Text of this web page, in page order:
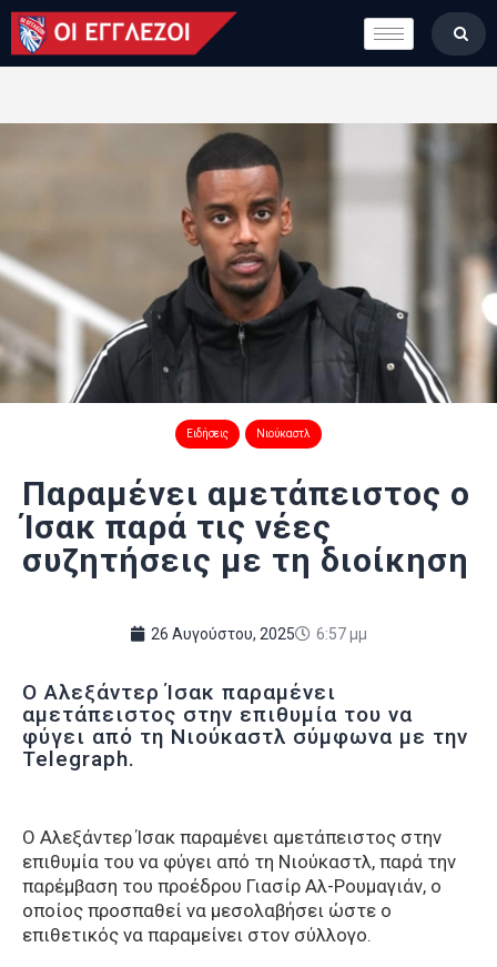
LONDON CALLING
ΚΑΤΗΓΟΡΙΕΣ
ΒΑΘΜΟΛΟΓΙΕΣ
ΠΟΙΟΙ ΕΙΜΑΣΤΕ
Ειδήσεις Νιούκαστλ
Παραμένει αμετάπειστος ο
Ίσακ παρά τις νέες
συζητήσεις με τη διοίκηση
26 Αυγούστου, 2025 6:57 μμ
Ο Αλεξάντερ Ίσακ παραμένει
αμετάπειστος στην επιθυμία του να
φύγει από τη Νιούκαστλ σύμφωνα με την
Telegraph.
Ο Αλεξάντερ Ίσακ παραμένει αμετάπειστος στην
επιθυμία του να φύγει από τη Νιούκαστλ, παρά την
παρέμβαση του προέδρου Γιασίρ Αλ-Ρουμαγιάν, ο
οποίος προσπαθεί να μεσολαβήσει ώστε ο
επιθετικός να παραμείνει στον σύλλογο.